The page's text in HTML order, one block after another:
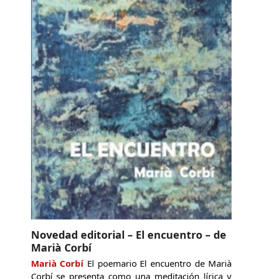
Novedad editorial – El encuentro – de
Marià Corbí
Marià Corbí El poemario El encuentro de Marià
Corbí se presenta como una meditación lírica y